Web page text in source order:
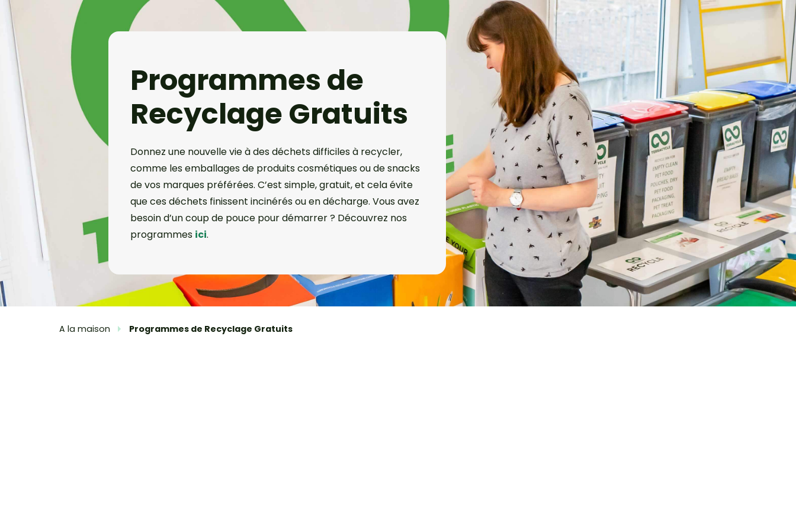
Programmes de
Recyclage Gratuits
Donnez une nouvelle vie à des déchets difficiles à recycler,
comme les emballages de produits cosmétiques ou de snacks
de vos marques préférées. C’est simple, gratuit, et cela évite
que ces déchets finissent incinérés ou en décharge. Vous avez
besoin d’un coup de pouce pour démarrer ? Découvrez nos
programmes ici.
A la maison Programmes de Recyclage Gratuits